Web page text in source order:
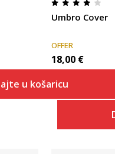
u košaricu
Umbro Cover
OFFER
18,00 €